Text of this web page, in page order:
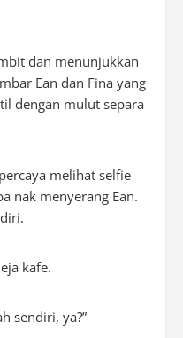
dan menunjukkan
Ean dan Fina yang
dengan mulut separa
melihat selﬁe
nak menyerang Ean.
kafe.
sendiri, ya?”